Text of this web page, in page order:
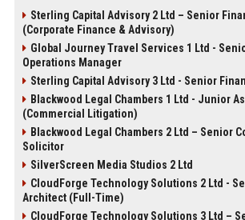
Sterling Capital Advisory 2 Ltd – Senior
(Corporate Finance & Advisory)
Global Journey Travel Services 1 Ltd -
Operations Manager
Sterling Capital Advisory 3 Ltd - Senior
Blackwood Legal Chambers 1 Ltd - Junior
(Commercial Litigation)
Blackwood Legal Chambers 2 Ltd – Senior
Solicitor
SilverScreen Media Studios 2 Ltd
CloudForge Technology Solutions 2 Ltd -
Architect (Full-Time)
CloudForge Technology Solutions 3 Ltd –